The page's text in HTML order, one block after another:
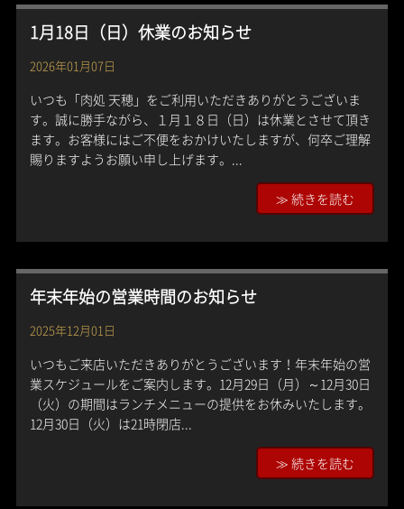
1月18日（日）休業のお知らせ
2026年01月07日
いつも「肉処 天穂」をご利用いただきありがとうございま
す。誠に勝手ながら、１月１８日（日）は休業とさせて頂き
ます。お客様にはご不便をおかけいたしますが、何卒ご理解
賜りますようお願い申し上げます。...
≫ 続きを読む
年末年始の営業時間のお知らせ
2025年12月01日
いつもご来店いただきありがとうございます！年末年始の営
業スケジュールをご案内します。12月29日（月）～12月30日
（火）の期間はランチメニューの提供をお休みいたします。
12月30日（火）は21時閉店...
≫ 続きを読む